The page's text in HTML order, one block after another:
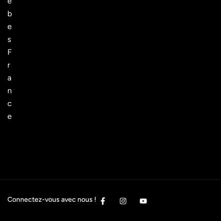
b
e
s
F
r
a
n
c
e
Connectez-vous avec nous !